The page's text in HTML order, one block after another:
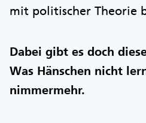
mit politischer Theorie
Dabei gibt es doch
Was Hänschen nicht
nimmermehr.